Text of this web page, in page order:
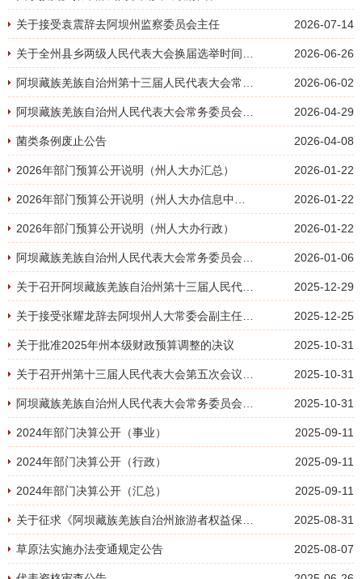
关于接受袁震辞去阿坝州监察委员会主任 2026-07-14
2026-06-26
2026-06-02
2026-04-29
菌类条例废止公告 2026-04-08
2026年部门预算公开说明（州人大办汇总） 2026-01-22
2026-01-22
2026年部门预算公开说明（州人大办行政） 2026-01-22
2026-01-06
2025-12-29
2025-12-25
关于批准2025年州本级财政预算调整的决议 2025-10-31
2025-10-31
2025-10-31
2024年部门决算公开（事业） 2025-09-11
2024年部门决算公开（行政） 2025-09-11
2024年部门决算公开（汇总） 2025-09-11
2025-08-31
草原法实施办法变通规定公告 2025-08-07